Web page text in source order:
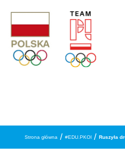
Strona główna / #EDU.PKOl / Ruszyła